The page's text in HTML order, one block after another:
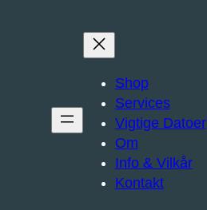
Shop
Services
Vigtige Datoer
Om
Info & Vilkår
Kontakt